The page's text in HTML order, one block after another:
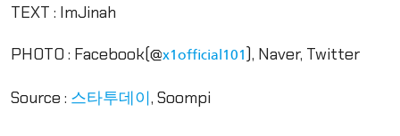
TEXT : ImJinah
PHOTO : Facebook(@x1official101), Naver, Twitter
Source : 스타투데이, Soompi